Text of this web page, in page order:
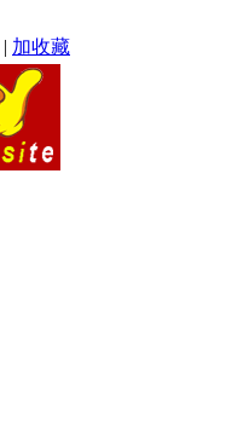
| 加收藏